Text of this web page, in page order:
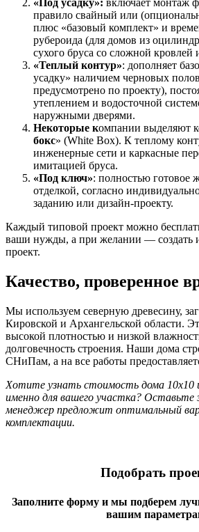
правило свайный или
плюс «базовый комплект» и
рубероида (для домов из
сухого бруса со сложной
«Теплый контур»: дополняет
усадку» наличием черновых
предусмотрено по проекту),
утеплением и водосточной
наружными дверями.
Некоторые компании выделяют
бокс» (White Box). К теплому
инженерные сети и каркасные
имитацией бруса.
«Под ключ»: полностью готовое
отделкой, согласно
заданию или дизайн-проекту.
Каждый типовой проект можно
ваши нужды, а при желании — создать
проект.
Качество, проверенное
Мы используем северную древесину,
Кировской и Архангельской области.
высокой плотностью и низкой
долговечность строения. Наши дома
СНиПам, а на все работы
Хотите узнать стоимость дома 10х10
именно для вашего участка? Оставьте
менеджер предложит оптимальный
комплектации.
Подобрать
Заполните форму и мы подберем
вашим